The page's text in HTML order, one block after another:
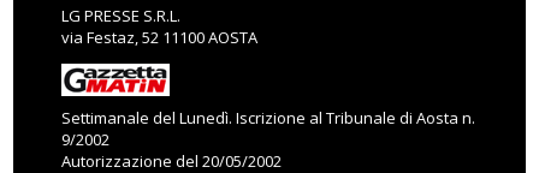
LG PRESSE S.R.L.
via Festaz, 52 11100 AOSTA
Settimanale del Lunedì. Iscrizione al Tribunale di Aosta n.
9/2002
Autorizzazione del 20/05/2002